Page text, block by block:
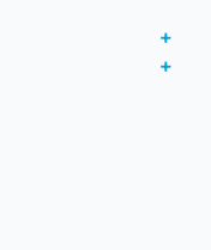
+
+